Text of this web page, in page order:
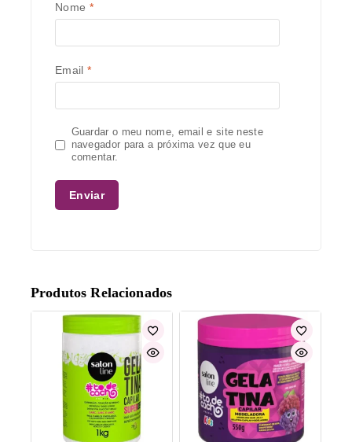
Nome *
Email *
Guardar o meu nome, email e site neste
navegador para a próxima vez que eu
comentar.
Produtos Relacionados